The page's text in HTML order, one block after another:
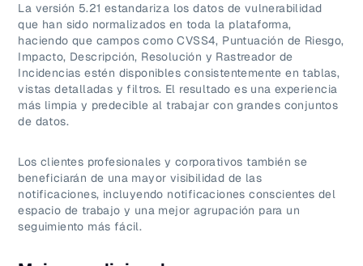
La versión 5.21 estandariza los datos de vulnerabilidad
que han sido normalizados en toda la plataforma,
haciendo que campos como CVSS4, Puntuación de Riesgo,
Impacto, Descripción, Resolución y Rastreador de
Incidencias estén disponibles consistentemente en tablas,
vistas detalladas y filtros. El resultado es una experiencia
más limpia y predecible al trabajar con grandes conjuntos
de datos.
Los clientes profesionales y corporativos también se
beneficiarán de una mayor visibilidad de las
notificaciones, incluyendo notificaciones conscientes del
espacio de trabajo y una mejor agrupación para un
seguimiento más fácil.